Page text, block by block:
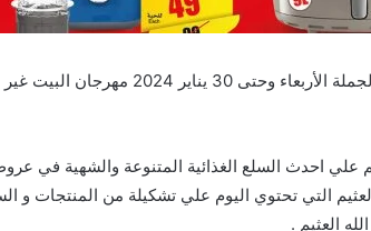
تخفيضات و عروض العثيم الجملة
التي تحتوي اليوم علي تشكيلة من المنتجات و
العثيم .